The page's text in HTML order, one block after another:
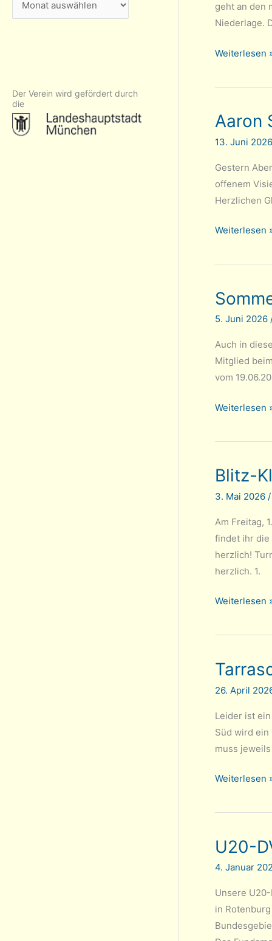
r
v
Der Verein wird gefördert durch
die
Kinder-
und
geht an den
Niederlage.
beim
2026
Weiterlesen
Aaron
13. Juni 2026
Gestern
offenem
Herzlichen
Aaron
ist
2025/2026
Weiterlesen
5. Juni 2026
Auch in
Mitglied
vom
SK
startet
den
19.06.2026
Weiterlesen
Blitz-
3. Mai 2026 /
Am Freitag,
findet ihr die
herzlich!
herzlich. 1.
Blitz-
2026
Arthur
Weiterlesen
26. April
Leider ist
Süd wird ein
muss
Tarrasch
Ende
alles
wenn
da
nicht
Weiterlesen
U20-
4. Januar
Unsere
in